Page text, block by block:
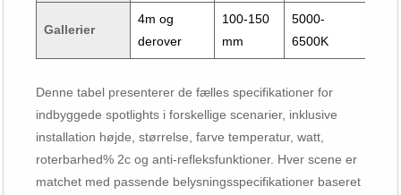
Gallerier
4m og
derover
100-150
mm
5000-
6500K
Denne tabel presenterer de fælles specifikationer for
indbyggede spotlights i forskellige scenarier, inklusive
installation højde, størrelse, farve temperatur, watt,
roterbarhed% 2c og anti-refleksfunktioner. Hver scene er
matchet med passende belysningsspecifikationer baseret